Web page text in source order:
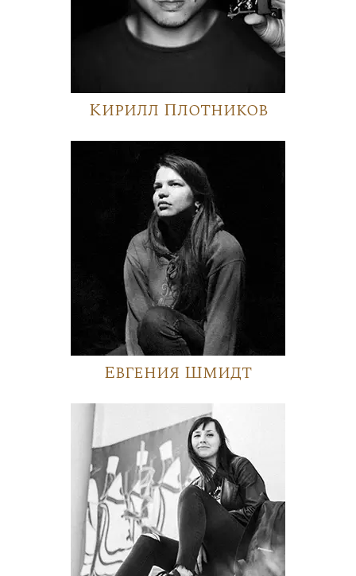
Кирилл Плотников
Евгения Шмидт